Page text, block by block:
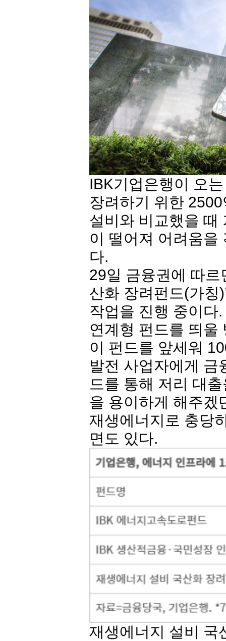
IBK기업은행 이 오
장려하기 위한
설비와 비교했을 때
이 떨어져 어려움을
다.
29일 금융권에 따
산화 장려펀드(가칭
작업을 진행 중이다
연계형 펀드를 띄울
이 펀드를 앞세워
발전 사업자에게 금
드를 통해 저리 대
을 용이하게 해주겠
재생에너지로 충당
면도 있다.
재생에너지 설비